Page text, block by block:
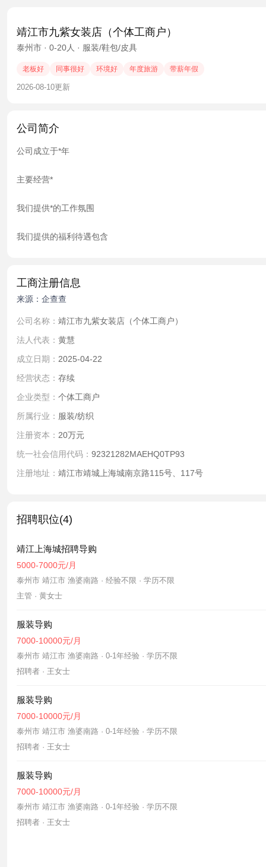
靖江市九紫女装店（个体工商户）
泰州市 · 0-20人 · 服装/鞋包/皮具
老板好 同事很好 环境好 年度旅游 带薪年假
2026-08-10更新
公司简介
公司成立于*年
主要经营*
我们提供*的工作氛围
我们提供的福利待遇包含
工商注册信息
来源：企查查
公司名称： 靖江市九紫女装店（个体工商户）
法人代表： 黄慧
成立日期： 2025-04-22
经营状态： 存续
企业类型： 个体工商户
所属行业： 服装/纺织
注册资本： 20万元
统一社会信用代码： 92321282MAEHQ0TP93
注册地址： 靖江市靖城上海城南京路115号、117号
招聘职位(4)
靖江上海城招聘导购
5000-7000元/月
泰州市 靖江市 渔婆南路 · 经验不限 · 学历不限
主管 · 黄女士
服装导购
7000-10000元/月
泰州市 靖江市 渔婆南路 · 0-1年经验 · 学历不限
招聘者 · 王女士
服装导购
7000-10000元/月
泰州市 靖江市 渔婆南路 · 0-1年经验 · 学历不限
招聘者 · 王女士
服装导购
7000-10000元/月
泰州市 靖江市 渔婆南路 · 0-1年经验 · 学历不限
招聘者 · 王女士